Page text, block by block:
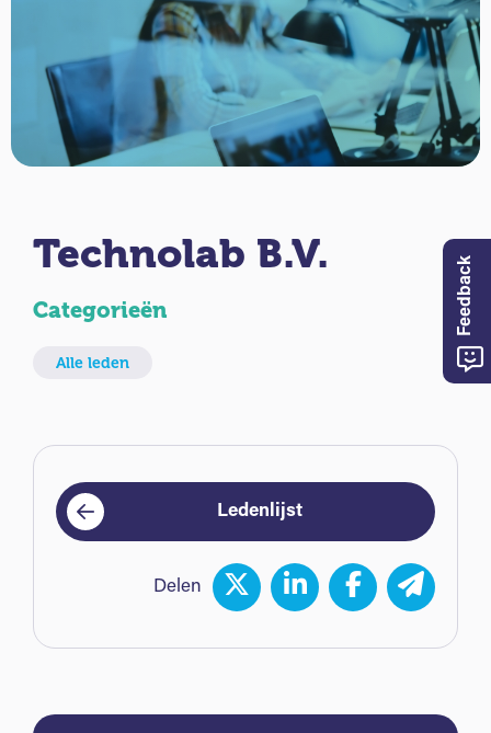
Technolab B.V.
Categorieën
Alle leden
Ledenlijst
Delen
Feedback